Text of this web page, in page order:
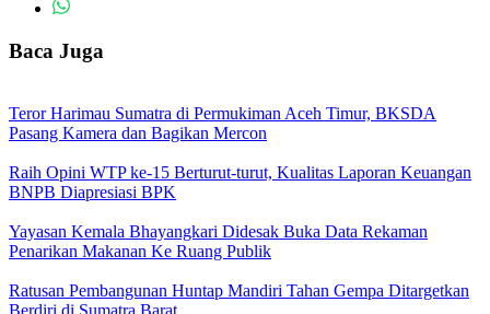
Baca Juga
Teror Harimau Sumatra di Permukiman Aceh Timur, BKSDA
Pasang Kamera dan Bagikan Mercon
Raih Opini WTP ke-15 Berturut-turut, Kualitas Laporan Keuangan
BNPB Diapresiasi BPK
Yayasan Kemala Bhayangkari Didesak Buka Data Rekaman
Penarikan Makanan Ke Ruang Publik
Ratusan Pembangunan Huntap Mandiri Tahan Gempa Ditargetkan
Berdiri di Sumatra Barat